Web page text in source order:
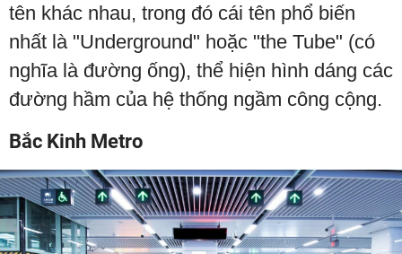
tên khác nhau, trong đó cái tên phổ biến
nhất là "Underground" hoặc "the Tube" (có
nghĩa là đường ống), thể hiện hình dáng các
đường hầm của hệ thống ngầm công cộng.
Bắc Kinh Metro